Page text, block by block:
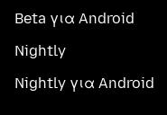
Beta για Android
Nightly
Nightly για Android